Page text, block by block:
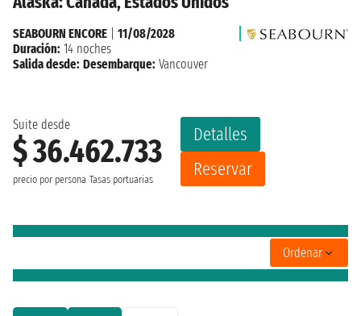
Suite desde
$ 36.462.733
precio por persona Tasas portuarias
Detalles
Reservar
SEABOURN ENCORE
11/08/2028
Duración: 14 noches
Salida desde: Desembarque: Vancouver
Ordenar